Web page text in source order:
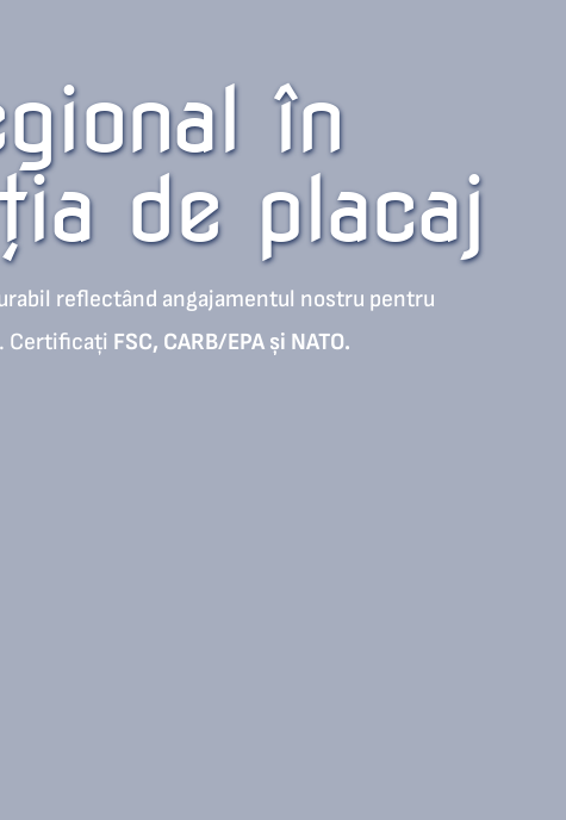
în
de placaj
reflectând angajamentul nostru pentru
Certificați FSC, CARB/EPA și NATO.